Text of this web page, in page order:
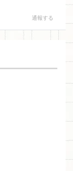
通報する